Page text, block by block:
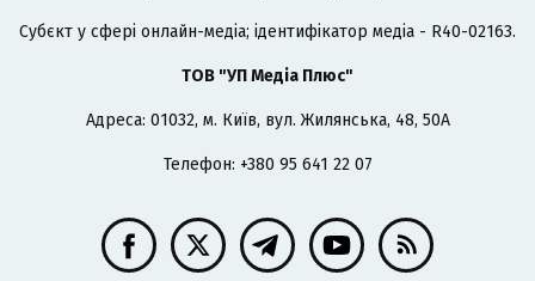
Cубєкт у сфері онлайн-медіа; ідентифікатор медіа - R40-02163.
ТОВ "УП Медіа Плюс"
Адреса: 01032, м. Київ, вул. Жилянська, 48, 50А
Телефон: +380 95 641 22 07